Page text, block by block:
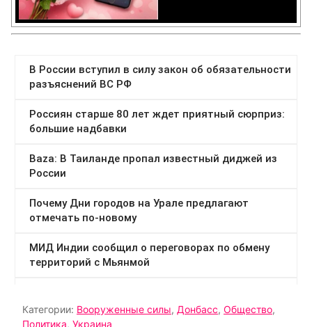
Категории: Вооруженные силы, Донбасс, Общество,
Политика, Украина